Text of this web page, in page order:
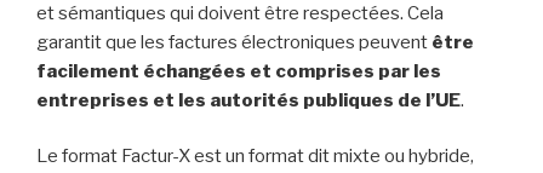
et sémantiques qui doivent être respectées. Cela
garantit que les factures électroniques peuvent être
facilement échangées et comprises par les
entreprises et les autorités publiques de l’UE.
Le format Factur-X est un format dit mixte ou hybride,